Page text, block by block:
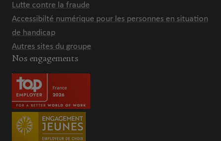
Lutte contre la fraude
Accessibilté numérique pour les personnes en situation
de handicap
Autres sites du groupe
Nos engagements